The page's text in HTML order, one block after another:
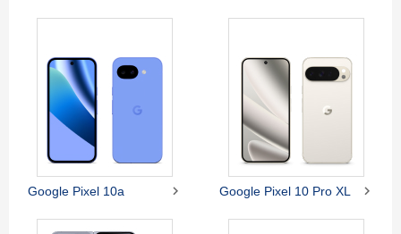
Google Pixel 10a  Google Pixel 10 Pro XL 